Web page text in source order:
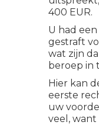
400 EUR.
U had
gestraft
wat zijn
beroep in
Hier kan
eerste
uw
veel,